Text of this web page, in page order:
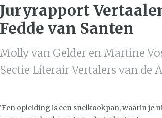
Juryrapport
Fedde van Santen
Molly van Gelder en Martine
Sectie Literair Vertalers van de
‘Een opleiding is een snelkookpan, waarin je